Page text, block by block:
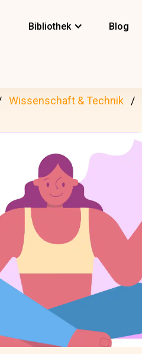
Bibliothek Blog
Wissenschaft & Technik